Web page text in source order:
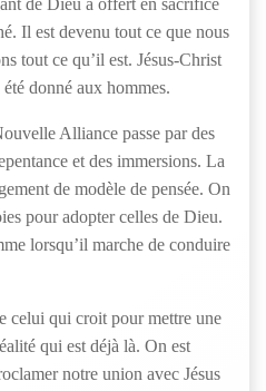
de Dieu a offert en sacrifice
Il est devenu tout ce que nous
tout ce qu’il est. Jésus-Christ
donné aux hommes.
Alliance passe par des
et des immersions. La
de modèle de pensée. On
pour adopter celles de Dieu.
lorsqu’il marche de conduire
celui qui croit pour mettre une
qui est déjà là. On est
notre union avec Jésus